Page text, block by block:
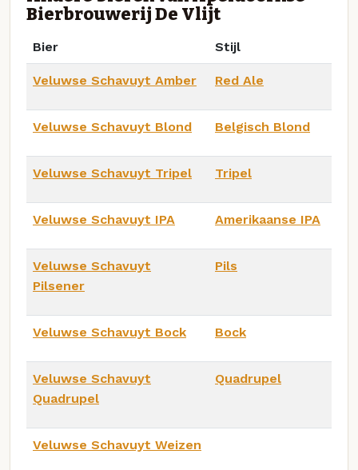
Bierbrouwerij De Vlijt
Bier Stijl
Veluwse Schavuyt Amber Red Ale
Veluwse Schavuyt Blond Belgisch Blond
Veluwse Schavuyt Tripel Tripel
Veluwse Schavuyt IPA Amerikaanse IPA
Veluwse Schavuyt
Pilsener
Pils
Veluwse Schavuyt Bock Bock
Veluwse Schavuyt
Quadrupel
Quadrupel
Veluwse Schavuyt Weizen